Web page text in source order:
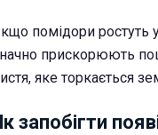
помідори ростуть у
прискорюють
яке торкається
запобігти